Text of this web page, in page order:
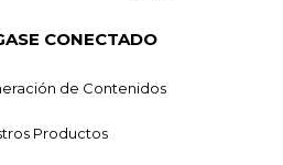
CONECTADO
de Contenidos
Productos